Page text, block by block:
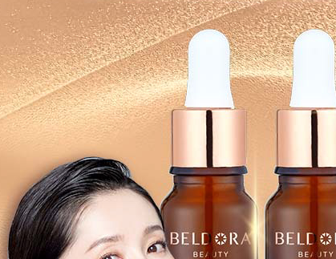
每筆
離島
每筆
限定
免運
貨到
每筆
國家/